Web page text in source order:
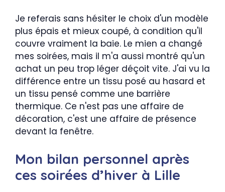
Je referais sans hésiter le choix d'un modèle
plus épais et mieux coupé, à condition qu'il
couvre vraiment la baie. Le mien a changé
mes soirées, mais il m'a aussi montré qu'un
achat un peu trop léger déçoit vite. J'ai vu la
différence entre un tissu posé au hasard et
un tissu pensé comme une barrière
thermique. Ce n'est pas une affaire de
décoration, c'est une affaire de présence
devant la fenêtre.
Mon bilan personnel après
ces soirées d’hiver à Lille